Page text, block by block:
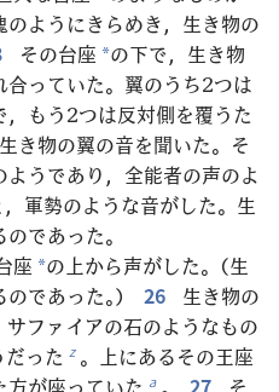
ようにきらめき，生き物の
その台座 *の下で，生き物
っていた。翼のうち2つは
もう2つは反対側を覆うた
き物の翼の音を聞いた。そ
うであり，全能者の声のよ
軍勢のような音がした。生
であった。
座 *の上から声がした。（生
であった。）
26
生き物の
サファイアの石のようなもの
った z 。上にあるその王座
が座っていた a 。 27
そ